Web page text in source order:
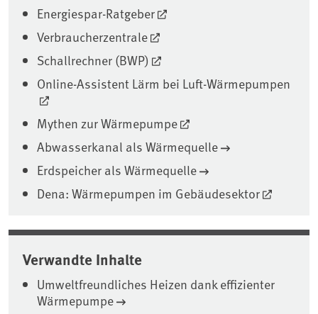
Energiespar-Ratgeber
Verbraucherzentrale
Schallrechner (BWP)
Online-Assistent Lärm bei Luft-Wärmepumpen
Mythen zur Wärmepumpe
Abwasserkanal als Wärmequelle
Erdspeicher als Wärmequelle
Dena: Wärmepumpen im Gebäudesektor
Verwandte Inhalte
Umweltfreundliches Heizen dank effizienter
Wärmepumpe